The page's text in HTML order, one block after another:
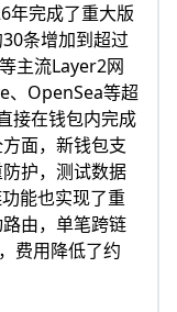
年完成了重大版
条增加到超过
主流Layer2网
、OpenSea等超
接在钱包内完成
面，新钱包支
护，测试数据
能也实现了重
由，单笔跨链
费用降低了约